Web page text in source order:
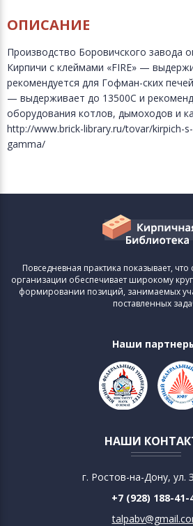
ОПИСАНИЕ
Производство Боровичского завода
Кирпичи с клеймами «FIRE» —
рекомендуется для Гофман-ских
— выдерживает до 13500С и
оборудования котлов, дымоходов и
http://www.brick-library.ru/tovar/kirpich-
gamma/
Повседневная практика показывает,
организации обеспечивает широкому
формировании позиций, занимаемых
поставленных
Наши
НАШИ
г. Ростов-на-Дону, ул.
+7 (928) 188-41-